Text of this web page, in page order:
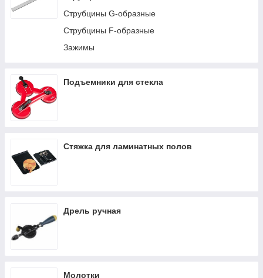
Струбцины G-образные
Струбцины F-образные
Зажимы
Подъемники для стекла
Стяжка для ламинатных полов
Дрель ручная
Молотки